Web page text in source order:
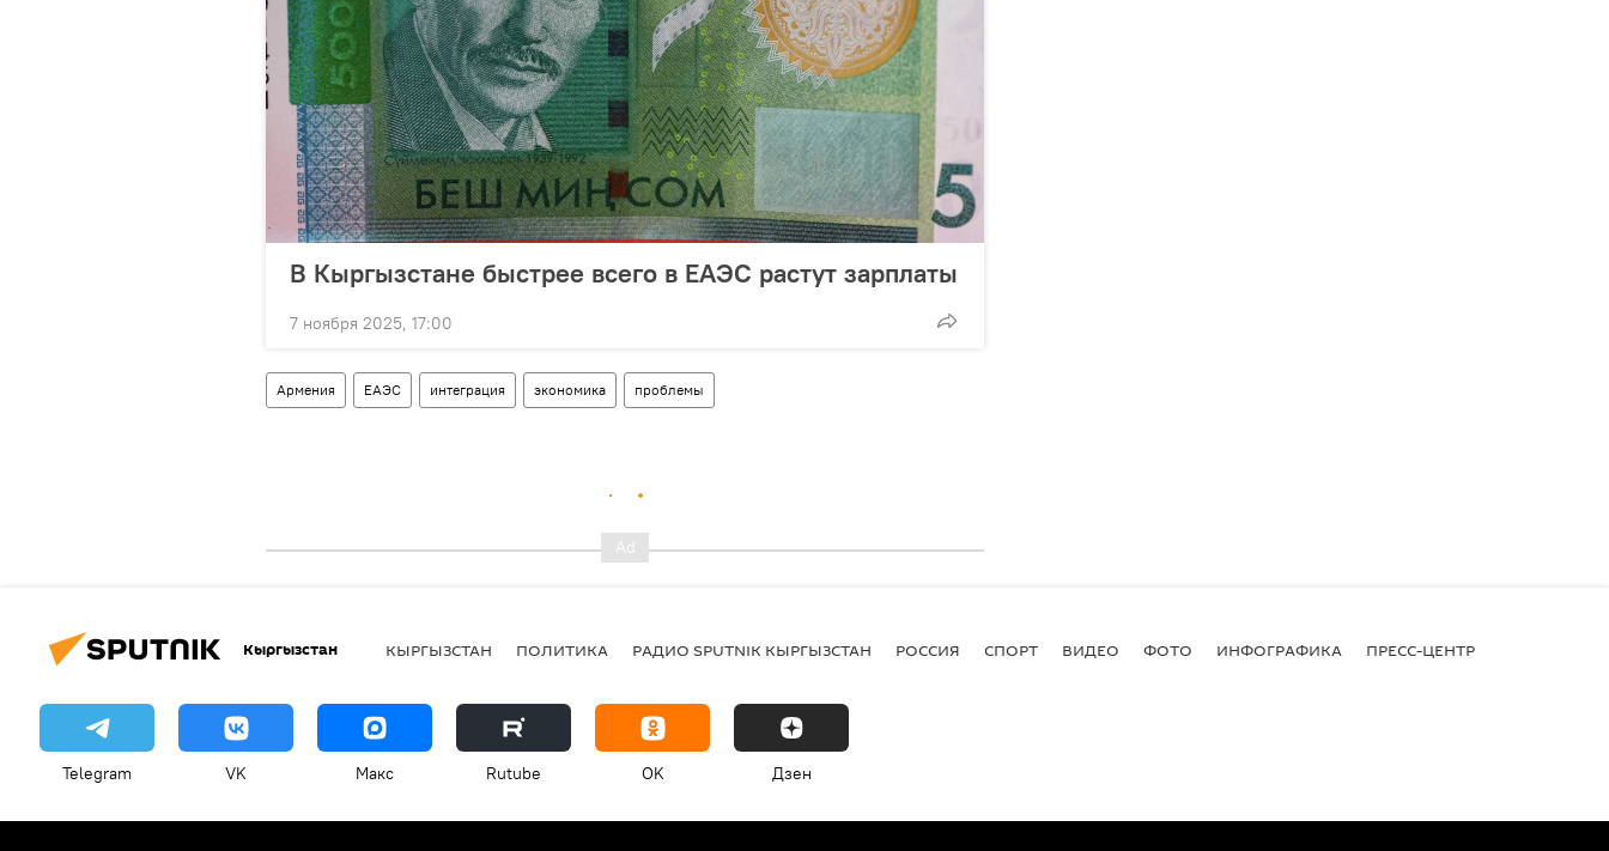
В Кыргызстане быстрее всего в ЕАЭС растут зарплаты
7 ноября 2025, 17:00
Армения ЕАЭС интеграция экономика проблемы
Кыргызстан КЫРГЫЗСТАН ПОЛИТИКА РАДИО SPUTNIK КЫРГЫЗСТАН РОССИЯ СПОРТ ВИДЕО ФОТО ИНФОГРАФИКА ПРЕСС-ЦЕНТР
Telegram VK Макс Rutube OK Дзен